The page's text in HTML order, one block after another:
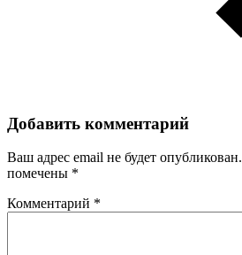
Добавить комментарий
Ваш адрес email не будет опубликован.
помечены *
Комментарий *